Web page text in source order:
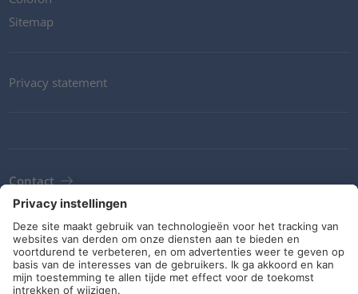
Sitemap
Privacy statement
Contact
Newsletter
ALV
Richtlijnen en verplichtingen